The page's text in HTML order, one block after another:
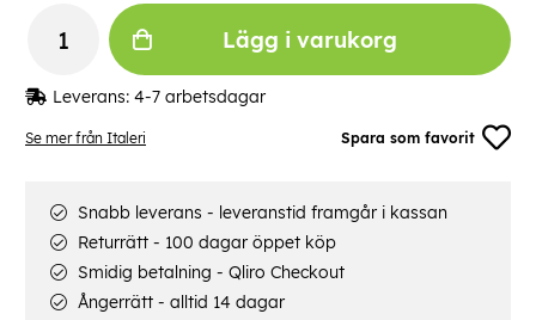
Se mer från Italeri Spara som favorit
Lägg i varukorg
Leverans: 4-7 arbetsdagar
Snabb leverans - leveranstid framgår i kassan
Returrätt - 100 dagar öppet köp
Smidig betalning - Qliro Checkout
Ångerrätt - alltid 14 dagar